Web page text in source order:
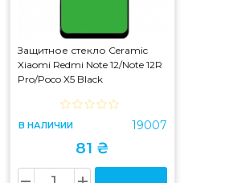
Защитное стекло Ceramic
Xiaomi Redmi Note 12/Note 12R
Pro/Poco X5 Black
В НАЛИЧИИ 19007
81 ₴